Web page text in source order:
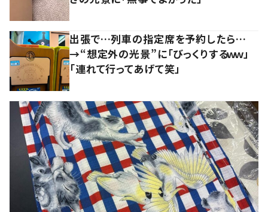
出張で…列車の指定席を予約したら…
→“想定外の光景”に「びっくりするｗｗ」
「連れて行ってあげて笑」